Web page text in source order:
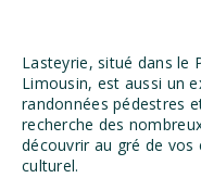
Lasteyrie, situé dans le
Limousin, est aussi un
randonnées pédestres
recherche des
découvrir au gré de
culturel.